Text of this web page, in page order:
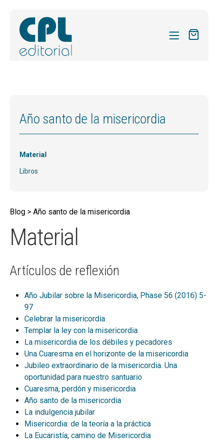
menú
ACTUALIDAD
VIDA LITÚRGICA
GALILEA.153 MATERIAL
MEMORIAL PERE TENA
INSTITUTO SUPERIOR DE LITURGIA DE
BARCELONA
GALILEA 153
PHASE
CONTACTO
MI CUENTA
BUSCAR
CAT
Año santo de la misericordia
Material
Libros
Blog > Año santo de la misericordia
Material
Artículos de reflexión
Año Jubilar sobre la Misericordia, Phase 56 (2016) 5-
97
Celebrar la misericordia
Templar la ley con la misericordia
La misericordia de los débiles y pecadores
Una Cuaresma en el horizonte de la misericordia
Jubileo extraordinario de la misericordia. Una
oportunidad para nuestro santuario
Cuaresma, perdón y misericordia
Año santo de la misericordia
La indulgencia jubilar
Misericordia: de la teoría a la práctica
La Eucaristía, camino de Misericordia